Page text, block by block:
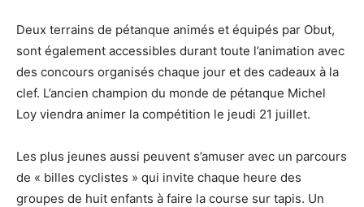
Deux terrains de pétanque animés et équipés par Obut,
sont également accessibles durant toute l’animation avec
des concours organisés chaque jour et des cadeaux à la
clef. L’ancien champion du monde de pétanque Michel
Loy viendra animer la compétition le jeudi 21 juillet.
Les plus jeunes aussi peuvent s’amuser avec un parcours
de « billes cyclistes » qui invite chaque heure des
groupes de huit enfants à faire la course sur tapis. Un